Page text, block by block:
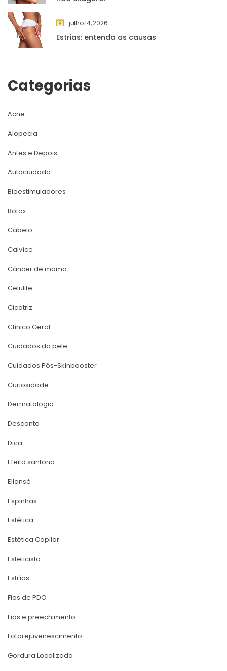
julho 14, 2026
Estrias: entenda as causa
Categoria
Acne
Alopecia
Antes e Depoi
Autocuidado
Bioestimuladore
Botox
Cabelo
Calvíce
Câncer de mama
Celulite
Cicatriz
Clínico Geral
Cuidados da pele
Cuidados Pós-Skinbooster
Curiosidade
Dermatologia
Desconto
Dica
Efeito sanfona
Ellansé
Espinha
Estética
Estética Capilar
Esteticista
Estría
Fios de PDO
Fios e preechimento
Fotorejuvenescimento
Gordura Localizada